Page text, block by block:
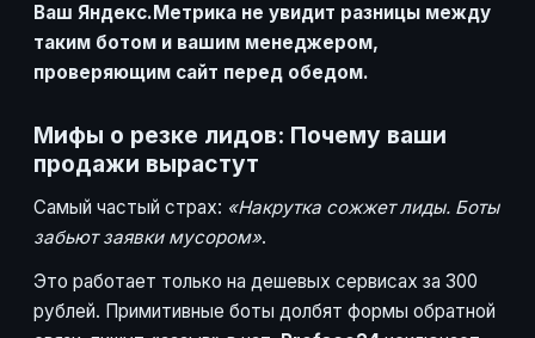
Ваш Яндекс.Метрика не увидит разницы между
таким ботом и вашим менеджером,
проверяющим сайт перед обедом.
Мифы о резке лидов: Почему ваши
продажи вырастут
Самый частый страх: «Накрутка сожжет лиды. Боты
забьют заявки мусором».
Это работает только на дешевых сервисах за 300
рублей. Примитивные боты долбят формы обратной